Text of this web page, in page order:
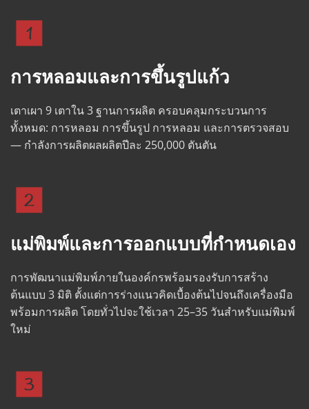
การหลอมและการขึ้นรูปแก้ว
เตาเผา 9 เตาใน 3 ฐานการผลิต ครอบคลุมกระบวนการ
ทั้งหมด: การหลอม การขึ้นรูป การหลอม และการตรวจสอบ
— กำลังการผลิตผลผลิตปีละ 250,000 ตันตัน
แม่พิมพ์และการออกแบบที่กำหนดเอง
การพัฒนาแม่พิมพ์ภายในองค์กรพร้อมรองรับการสร้าง
ต้นแบบ 3 มิติ ตั้งแต่การร่างแนวคิดเบื้องต้นไปจนถึงเครื่องมือ
พร้อมการผลิต โดยทั่วไปจะใช้เวลา 25–35 วันสำหรับแม่พิมพ์
ใหม่